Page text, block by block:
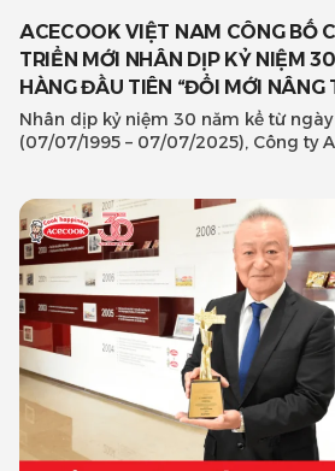
ACECOOK VIỆT NAM CÔNG BỐ
TRIỂN MỚI NHÂN DỊP KỶ NIỆM
HÀNG ĐẦU TIÊN “ĐỔI MỚI NÂNG
COOK HAPPINESS THROUGH
Nhân dịp kỷ niệm 30 năm kể từ
(07/07/1995 – 07/07/2025), Công ty